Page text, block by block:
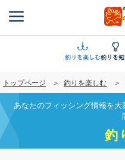
ン
に
移
動
釣りを楽しむ釣りを知
トップページ 釣りを楽しむ
あなたのフィッシング情報を
釣